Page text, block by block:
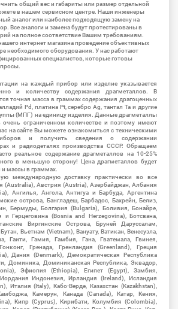
общий вес и габариты или размер отдельной
в нашем сервисном центре. Наши инженеры
аналог или наиболее подходящую замену на
Все аналоги и замена будут протестированы в
на полное соответствие Вашим требованиям.
интернет магазина проведение объективных
необходимого оборудования. У нас работают
специалистов, которые готовы
на каждый прибор или изделие указывается
и количеству содержания драгметаллов. В
точная масса в граммах содержания драгоценных
Pd, платина Pt, серебро Ag, тантал Ta и другие
(МПГ) на единицу изделия. Данные драгметаллы
очень ограниченном количестве и поэтому имеют
на сайте Вы можете ознакомиться с техническими
и получить сведения о содержании
и радиодеталях производства СССР. Обращаем
реальное содержание драгметаллов на 10-25%
в меньшую сторону! Цена драгметаллов будет
и массы в граммах.
международную доставку практически во все
(Australia), Австрия (Austria), Азербайджан, Албания
Ангилья, Ангола, Антигуа и Барбуда, Аргентина
острова, Бангладеш, Барбадос, Бахрейн, Белиз,
Бермуды, Болгария (Bulgaria), Боливия, Бонайре,
Герцеговина (Bosnia and Herzegovina), Ботсвана,
Виргинские Острова, Бруней Даруссалам,
Вьетнам (Vietnam), Вануату, Ватикан, Венесуэла,
Гаити, Гамия, Гамбия, Гана, Гватемала, Гвинея,
Гренада, Гренландия (Greenland), Греция
Дания (Denmark), Демократическая Республика
Доминика, Доминиканская Республика, Эквадор,
Эфиопия (Ethiopia), Египет (Egypt), Замбия,
Индонезия, Ирландия (Ireland), Исландия
Италия (Italy), Кабо-Верде, Казахстан (Kazakhstan),
Камерун, Канада (Canada), Катар, Кения,
Кипр (Cyprus), Кирибати, Колумбия (Colombia),